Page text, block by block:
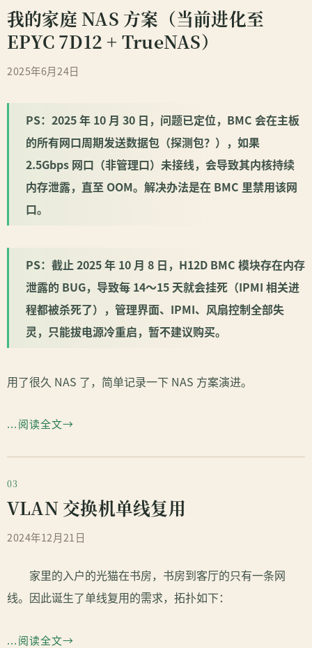
我的家庭 NAS 方案（当前进化至
EPYC 7D12 + TrueNAS）
2025年6月24日
PS：2025 年 10 月 30 日，问题已定位，BMC 会在主板
的所有网口周期发送数据包（探测包？），如果
2.5Gbps 网口（非管理口）未接线，会导致其内核持续
内存泄露，直至 OOM。解决办法是在 BMC 里禁用该网
口。
PS：截止 2025 年 10 月 8 日，H12D BMC 模块存在内存
泄露的 BUG，导致每 14～15 天就会挂死（IPMI 相关进
程都被杀死了），管理界面、IPMI、风扇控制全部失
灵，只能拔电源冷重启，暂不建议购买。
用了很久 NAS 了，简单记录一下 NAS 方案演进。
...阅读全文
VLAN 交换机单线复用
2024年12月21日
家里的入户的光猫在书房，书房到客厅的只有一条网
线。因此诞生了单线复用的需求，拓扑如下：
...阅读全文